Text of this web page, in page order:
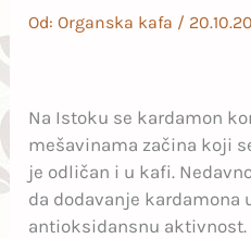
Od: Organska kafa /
Na Istoku se kardamon
mešavinama začina koji
je odličan i u kafi.
da dodavanje kardamona
antioksidansnu aktivnost.